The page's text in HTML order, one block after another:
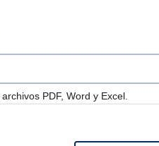
PDF, Word y Excel.